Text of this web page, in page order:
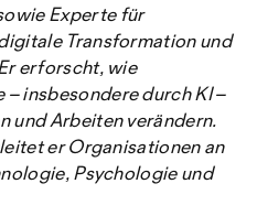
Experte für
Transformation und
erforscht, wie
insbesondere durch KI –
und Arbeiten verändern.
er Organisationen an
Psychologie und